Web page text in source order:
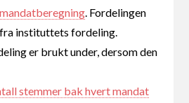
. Fordelingen
instituttets fordeling.
er brukt under, dersom den
stemmer bak hvert mandat